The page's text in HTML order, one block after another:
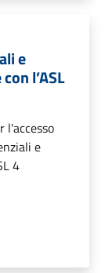
e
l’ASL
l'accesso
e
4